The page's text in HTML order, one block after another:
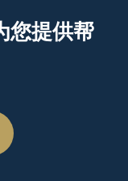
您提供帮